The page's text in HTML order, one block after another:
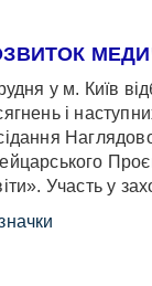
у м. Київ
і
Участь у